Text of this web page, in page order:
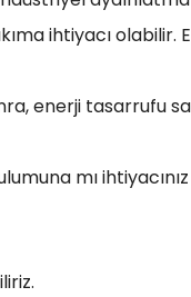
ihtiyacı
enerji tasarrufu
mı